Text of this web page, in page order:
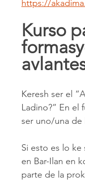
https://
Kurso
Keresh ser el
Ladino?” En el
ser uno/una de
Si esto es lo ke
en Bar-Ilan en
parte de la